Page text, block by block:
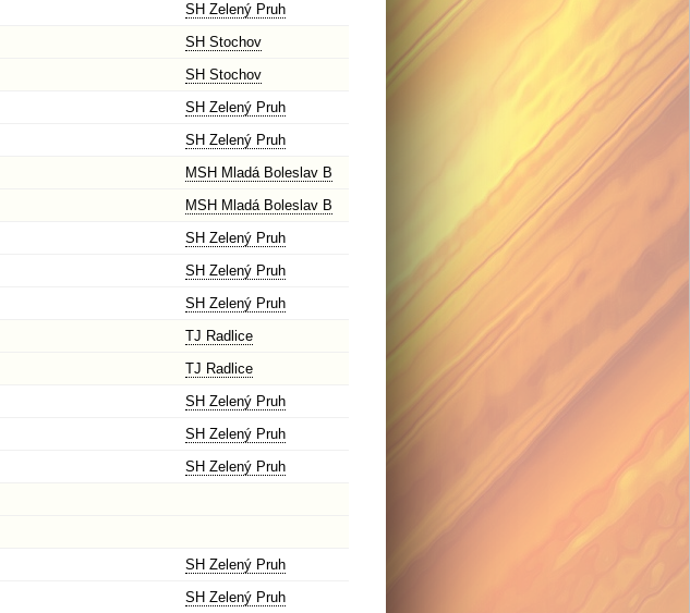
SH Zelený Pruh
SH Stochov
SH Stochov
SH Zelený Pruh
SH Zelený Pruh
MSH Mladá Boleslav B
MSH Mladá Boleslav B
SH Zelený Pruh
SH Zelený Pruh
SH Zelený Pruh
TJ Radlice
TJ Radlice
SH Zelený Pruh
SH Zelený Pruh
SH Zelený Pruh
SH Zelený Pruh
SH Zelený Pruh